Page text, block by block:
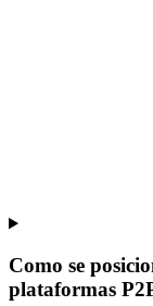
Como se
plataformas